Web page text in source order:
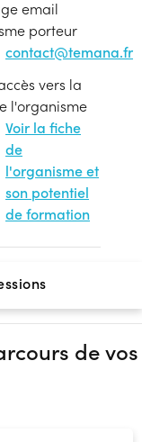
email
porteur
contact@temana.fr
vers la
l'organisme
Voir la fiche
de
l'organisme et
son potentiel
de formation
de vos